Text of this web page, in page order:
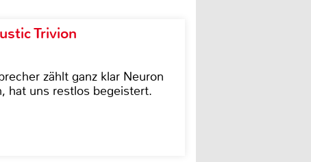
Trivion
zählt ganz klar Neuron
hat uns restlos begeistert.